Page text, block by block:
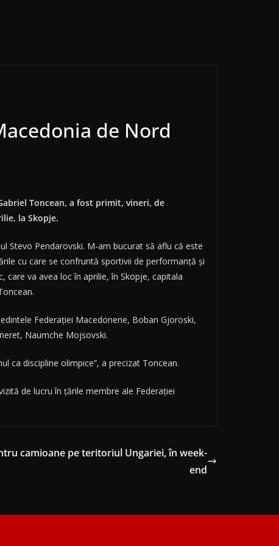
de Nord
Toncean, a fost primit, vineri, de
la Skopje.
Stevo Pendarovski. M-am bucurat să aflu că este
cu care se confruntă sportivii de performanţă şi
care va avea loc în aprilie, în Skopje, capitala
Federaţiei Macedonene, Boban Gjoroski,
Naumche Mojsovski.
ca discipline olimpice”, a precizat Toncean.
de lucru în ţările membre ale Federaţiei
camioane pe teritoriul Ungariei, în week-
end